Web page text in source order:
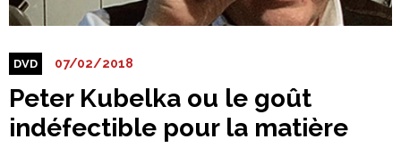
DVD 07/02/2018
Peter Kubelka ou le goût
indéfectible pour la matière